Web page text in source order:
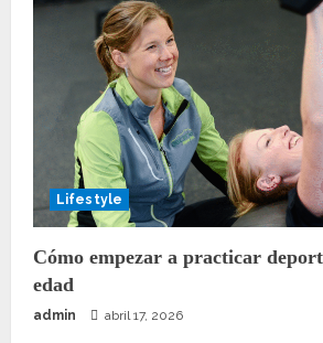
Lifestyle
Cómo empezar a practicar
edad
admin abril 17, 2026